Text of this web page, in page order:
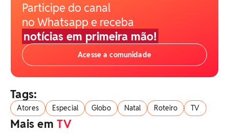
Participe do canal
no Whatsapp e receba
notícias em primeira mão!
Acesse a comunidade
Tags:
Atores Especial Globo Natal Roteiro TV
Mais emTV